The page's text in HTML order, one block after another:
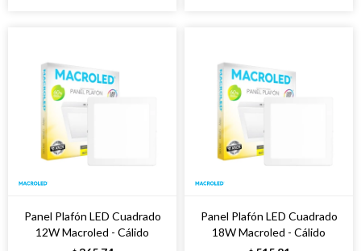
Panel Plafón LED Cuadrado
12W Macroled - Cálido
Panel Plafón LED Cuadrado
18W Macroled - Cálido